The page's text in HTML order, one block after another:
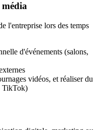
l'entreprise lors des temps
d'événements (salons,
vidéos, et réaliser du
TikTok)